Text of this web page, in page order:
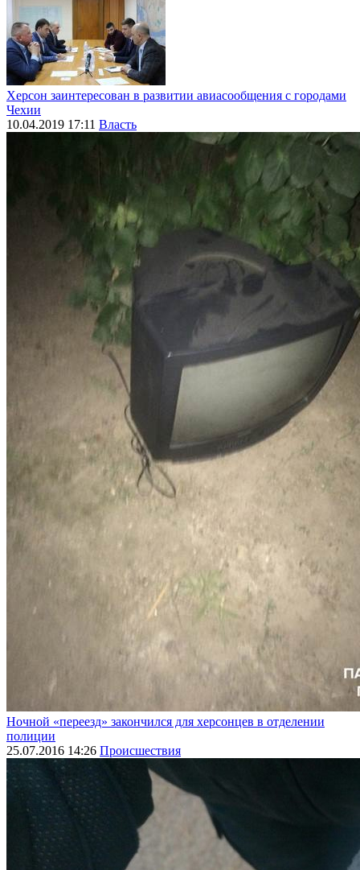
Херсон заинтересован в развитии авиасообщения с городами
Чехии
10.04.2019 17:11 Власть
Ночной «переезд» закончился для херсонцев в отделении
полиции
25.07.2016 14:26 Происшествия